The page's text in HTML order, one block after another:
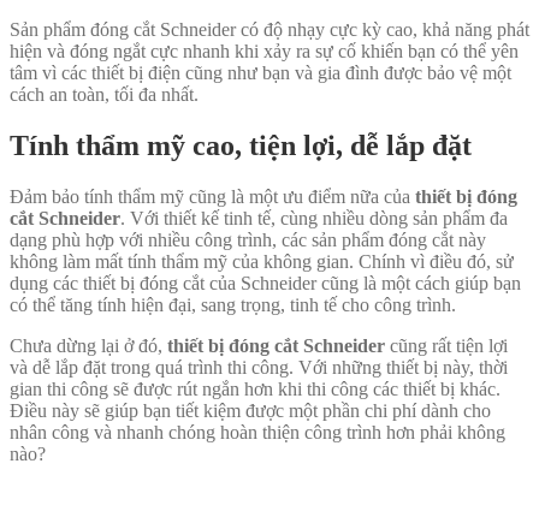
Sản phẩm đóng cắt Schneider có độ nhạy cực kỳ cao, khả năng phát
hiện và đóng ngắt cực nhanh khi xảy ra sự cố khiến bạn có thể yên
tâm vì các thiết bị điện cũng như bạn và gia đình được bảo vệ một
cách an toàn, tối đa nhất.
Tính thẩm mỹ cao, tiện lợi, dễ lắp đặt
Đảm bảo tính thẩm mỹ cũng là một ưu điểm nữa của thiết bị đóng
cắt Schneider. Với thiết kế tinh tế, cùng nhiều dòng sản phẩm đa
dạng phù hợp với nhiều công trình, các sản phẩm đóng cắt này
không làm mất tính thẩm mỹ của không gian. Chính vì điều đó, sử
dụng các thiết bị đóng cắt của Schneider cũng là một cách giúp bạn
có thể tăng tính hiện đại, sang trọng, tinh tế cho công trình.
Chưa dừng lại ở đó, thiết bị đóng cắt Schneider cũng rất tiện lợi
và dễ lắp đặt trong quá trình thi công. Với những thiết bị này, thời
gian thi công sẽ được rút ngắn hơn khi thi công các thiết bị khác.
Điều này sẽ giúp bạn tiết kiệm được một phần chi phí dành cho
nhân công và nhanh chóng hoàn thiện công trình hơn phải không
nào?